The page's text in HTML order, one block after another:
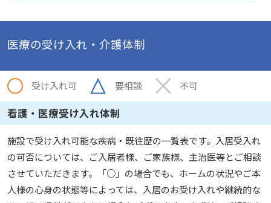
医療の受け入れ・介護体制
受け入れ可 要相談 不可
看護・医療受け入れ体制
施設で受け入れ可能な疾病・既往歴の一覧表です。入居受入れ
の可否については、ご入居者様、ご家族様、主治医等とご相談
させていただきます。「○」の場合でも、ホームの状況やご本
人様の心身の状態等によっては、入居のお受け入れや継続的な